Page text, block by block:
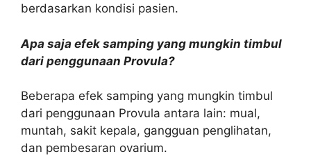
berdasarkan kondisi pasien.
Apa saja efek samping yang mungkin timbul
dari penggunaan Provula?
Beberapa efek samping yang mungkin timbul
dari penggunaan Provula antara lain: mual,
muntah, sakit kepala, gangguan penglihatan,
dan pembesaran ovarium.